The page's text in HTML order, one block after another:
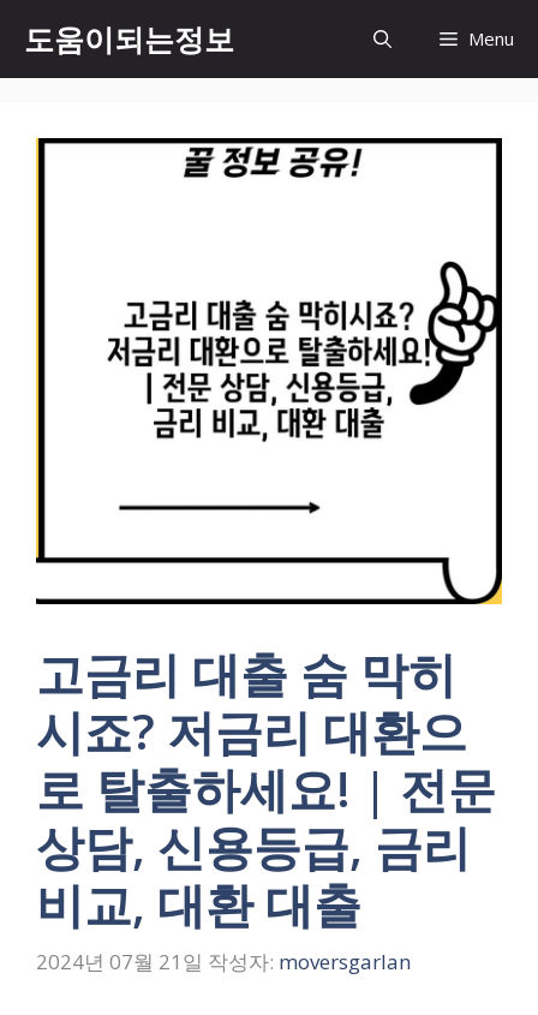
츠
도움이되는정보 Menu
고금리 대출 숨 막히
시죠? 저금리 대환으
로 탈출하세요! | 전문
상담, 신용등급, 금리
비교, 대환 대출
2024년 07월 21일 작성자: moversgarlan